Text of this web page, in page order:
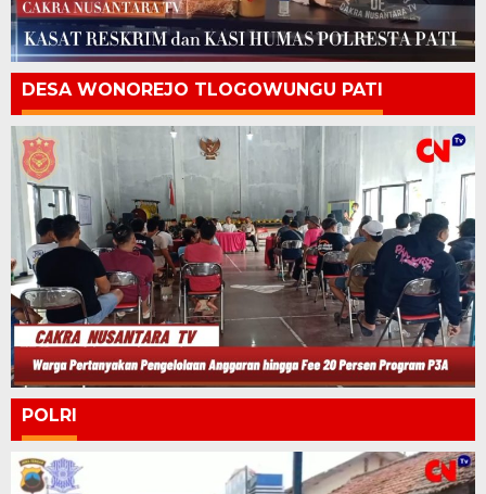
DESA WONOREJO TLOGOWUNGU PATI
POLRI